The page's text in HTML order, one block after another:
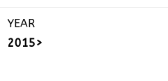
YEAR
2015>